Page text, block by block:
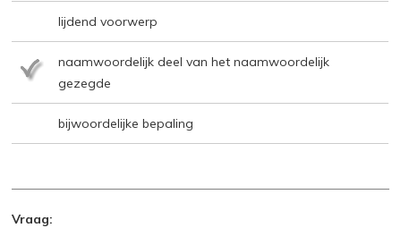
lijdend voorwerp
naamwoordelijk deel van het naamwoordelijk
gezegde
bijwoordelijke bepaling
Vraag: